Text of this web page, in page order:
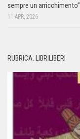
sempre un arricchimento”
11 APR, 2026
RUBRICA: LIBRILIBERI